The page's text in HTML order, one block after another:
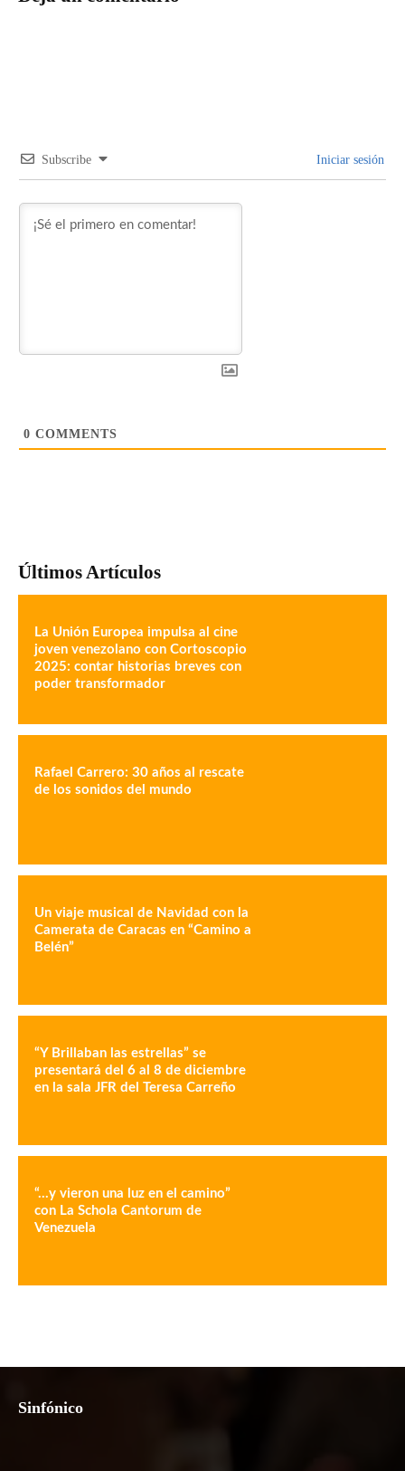
Subscribe Iniciar sesión
0 COMMENTS
Últimos Artículos
La Unión Europea impulsa al cine
joven venezolano con Cortoscopio
2025: contar historias breves con
poder transformador
Rafael Carrero: 30 años al rescate
de los sonidos del mundo
Un viaje musical de Navidad con la
Camerata de Caracas en “Camino a
Belén”
“Y Brillaban las estrellas” se
presentará del 6 al 8 de diciembre
en la sala JFR del Teresa Carreño
“…y vieron una luz en el camino”
con La Schola Cantorum de
Venezuela
Sinfónico